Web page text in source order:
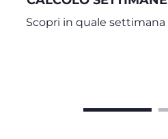
Scopri in quale